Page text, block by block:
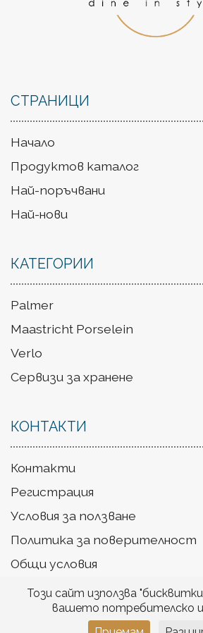
СТРАНИЦИ
Начало
Продуктов каталог
Най-поръчвани
Най-нови
КАТЕГОРИИ
Palmer
Maastricht Porselein
Verlo
Сервизи за хранене
КОНТАКТИ
Контакти
Регистрация
Условия за ползване
Политика за поверителност
Общи условия
Доставка
Този сайт използва
вашето потребителско